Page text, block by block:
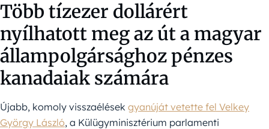
Több tízezer dollárért
nyílhatott meg az út a magyar
állampolgársághoz pénzes
kanadaiak számára
Újabb, komoly visszaélések gyanúját vetette fel Velkey
György László, a Külügyminisztérium parlamenti